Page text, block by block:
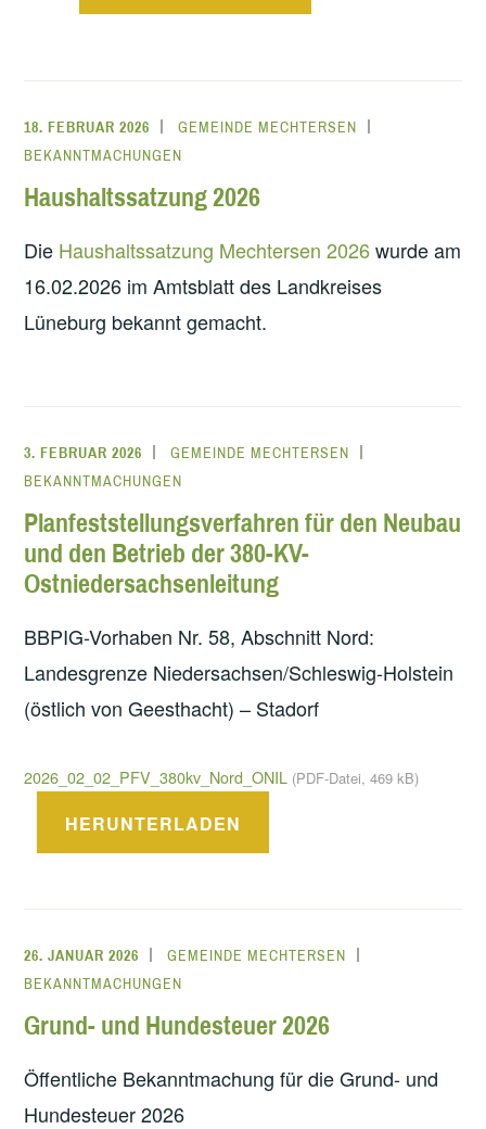
18. FEBRUAR 2026
GEMEINDE MECHTERSEN
BEKANNTMACHUNGEN
Haushaltssatzung 2026
Die Haushaltssatzung Mechtersen 2026wurde am
16.02.2026 im Amtsblatt des Landkreises
Lüneburg bekannt gemacht.
3. FEBRUAR 2026
GEMEINDE MECHTERSEN
BEKANNTMACHUNGEN
Planfeststellungsverfahren für den Neubau
und den Betrieb der 380-KV-
Ostniedersachsenleitung
BBPIG-Vorhaben Nr. 58, Abschnitt Nord:
Landesgrenze Niedersachsen/Schleswig-Holstein
(östlich von Geesthacht) – Stadorf
2026_02_02_PFV_380kv_Nord_ONIL (PDF-Datei, 469 kB)
HERUNTERLADEN
26. JANUAR 2026
GEMEINDE MECHTERSEN
BEKANNTMACHUNGEN
Grund- und Hundesteuer 2026
Öffentliche Bekanntmachung für die Grund- und
Hundesteuer 2026